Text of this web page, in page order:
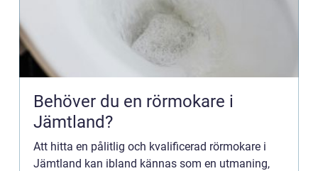
Behöver du en rörmokare i
Jämtland?
Att hitta en pålitlig och kvalificerad rörmokare i
Jämtland kan ibland kännas som en utmaning,